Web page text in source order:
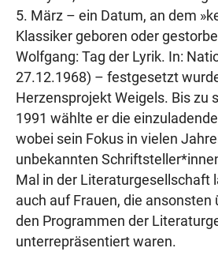
5. März – ein Datum, an dem
Klassiker geboren oder
Wolfgang: Tag der Lyrik. In:
27.12.1968) – festgesetzt
Herzensprojekt Weigels. Bis zu
1991 wählte er die
wobei sein Fokus in vielen
unbekannten
Mal in der Literaturgesellschaft
auch auf Frauen, die ansonsten
den Programmen der
unterrepräsentiert waren.